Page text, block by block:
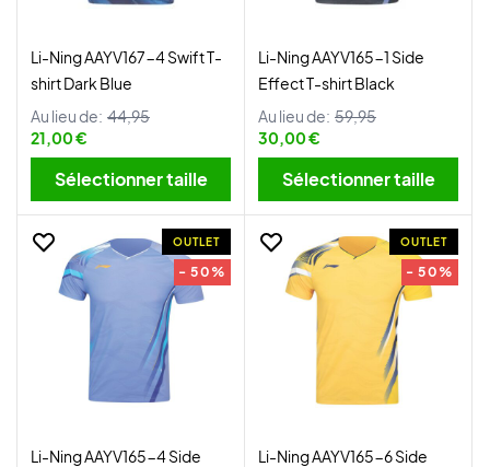
Li-Ning AAYV167-4 Swift T-
shirt Dark Blue
Au lieu de: 44,95
21,00 €
Sélectionner taille
Li-Ning AAYV165-1 Side
Effect T-shirt Black
Au lieu de: 59,95
30,00 €
Sélectionner taille
OUTLET
- 50%
Li-Ning AAYV165-4 Side
OUTLET
- 50%
Li-Ning AAYV165-6 Side